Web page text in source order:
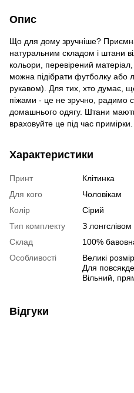
Опис
Що для дому зручніше?
натуральним складом і штани
кольори, перевірений
можна підібрати футболку або
рукавом). Для тих, хто думає,
піжами - це не зручно, радимо
домашнього одягу. Штани
враховуйте це під час примірки.
Характеристики
Принт
Клітинка
Для кого
Чоловікам
Колір
Сірий
Тип комплекту
З лонгслівом
Склад
100%
Особливості
Великі
Для
Вільний,
Відгуки